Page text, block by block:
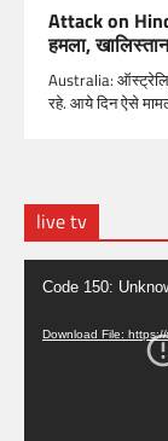
Attack on
हमला,
Australia:
रहे. आये दिन ऐसे
live tv
Video
Player
Code 150:
Download File: